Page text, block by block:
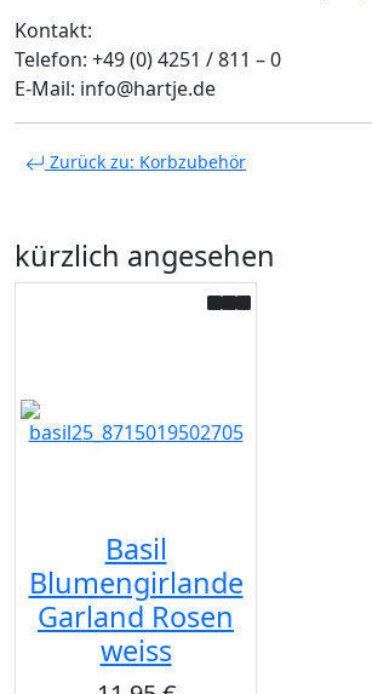
Kontakt:
Telefon: +49 (0) 4251 / 811 – 0
E-Mail: info@hartje.de
Zurück zu: Korbzubehör
kürzlich angesehen
Basil
Blumengirlande
Garland Rosen
weiss